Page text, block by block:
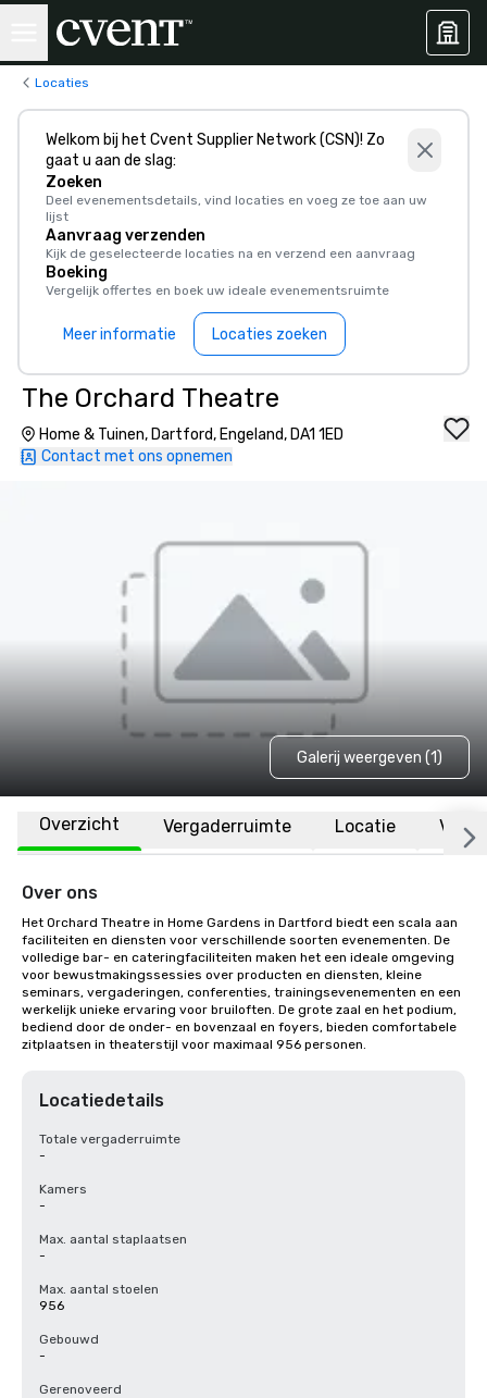
Locaties
Welkom bij het Cvent Supplier Network (CSN)! Zo
gaat u aan de slag:
Zoeken
Deel evenementsdetails, vind locaties en voeg ze toe aan uw
lijst
Aanvraag verzenden
Kijk de geselecteerde locaties na en verzend een aanvraag
Boeking
Vergelijk offertes en boek uw ideale evenementsruimte
Meer informatie Locaties zoeken
The Orchard Theatre
Home & Tuinen, Dartford, Engeland, DA1 1ED
Contact met ons opnemen
Galerij weergeven (1)
Overzicht Vergaderruimte Locatie
Over ons
Het Orchard Theatre in Home Gardens in Dartford biedt een scala aan
faciliteiten en diensten voor verschillende soorten evenementen. De
volledige bar- en cateringfaciliteiten maken het een ideale omgeving
voor bewustmakingssessies over producten en diensten, kleine
seminars, vergaderingen, conferenties, trainingsevenementen en een
werkelijk unieke ervaring voor bruiloften. De grote zaal en het podium,
bediend door de onder- en bovenzaal en foyers, bieden comfortabele
zitplaatsen in theaterstijl voor maximaal 956 personen.
Locatiedetails
Totale vergaderruimte
-
Kamers
-
Max. aantal staplaatsen
-
Max. aantal stoelen
956
Gebouwd
-
Gerenoveerd